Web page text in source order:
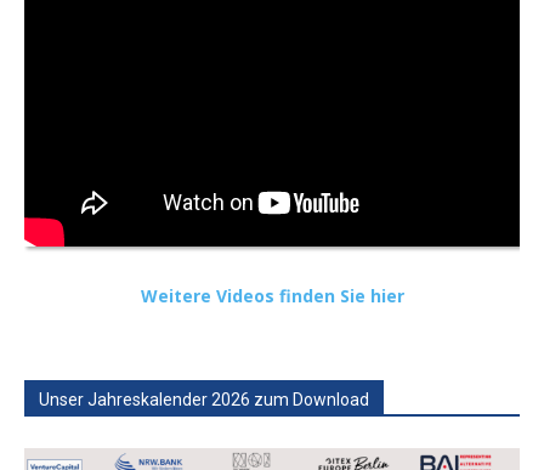
Weitere Videos finden Sie hier
Unser Jahreskalender 2026 zum Download